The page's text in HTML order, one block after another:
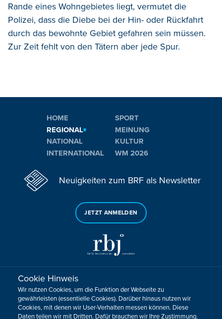
Rande eines Wohngebietes liegt, vermutet die
Polizei, dass die Diebe bei der Hin- oder Rückfahrt
durch das bewohnte Gebiet gefahren sein müssen.
Zur Zeit fehlt von den Tätern aber jede Spur.
HOME
REGIONAL
NATIONAL
INTERNATIONAL
SPORT
MEINUNG
KULTUR
WM 2026
Neuigkeiten zum BRF als Newsletter
JETZT ANMELDEN
Sie haben noch Fragen oder Anmerkungen?
KONTAKTIEREN SIE UNS!
Cookie Hinweis
Wir nutzen Cookies, um die Funktion der Webseite zu
gewährleisten (essentielle Cookies). Darüber hinaus nutzen wir
Cookies, mit denen wir User-Verhalten messen können. Diese
Daten teilen wir mit Dritten. Dafür brauchen wir Ihre Zustimmung.